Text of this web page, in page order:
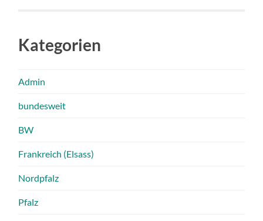
Kategorien
Admin
bundesweit
BW
Frankreich (Elsass)
Nordpfalz
Pfalz